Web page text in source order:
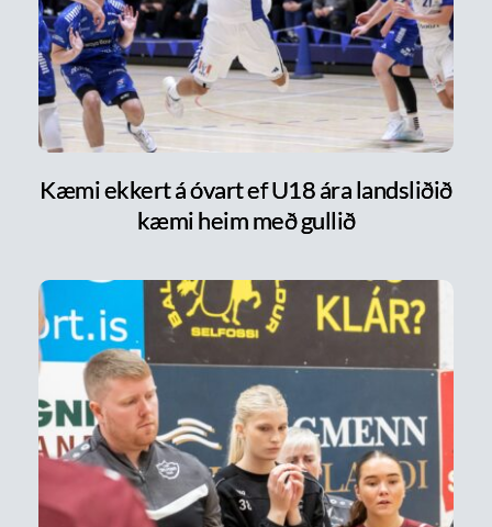
Kæmi ekkert á óvart ef U18 ára landsliðið
kæmi heim með gullið